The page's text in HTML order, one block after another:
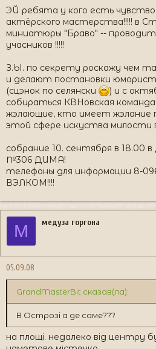
ЭЙ ребята у кого есть
актёрского мастерства!!!!! в
миниатюры "Браво" --
учасников !!!!!
З.Ы. по секрету роскажу чем
и делают постановки
(сцэнок по селянски
) и с
собираться КВНовская
жэлающие, кто имеет жэлание
этой сфере искуства милости
собрание 10. сентября в 18.00
№306 ДИМА!
телефоны для информации 8-
ВЭЛКОМ!!!!
М медуза горгона
05.09.08
GrandMasterBit сказав(ла):
В Острозі а де саме???
на площі. недалеко від центру